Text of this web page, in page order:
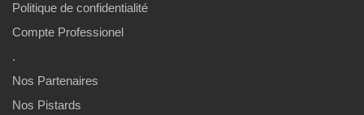
Politique de confidentialité
Compte Professionel
.
Nos Partenaires
Nos Pistards